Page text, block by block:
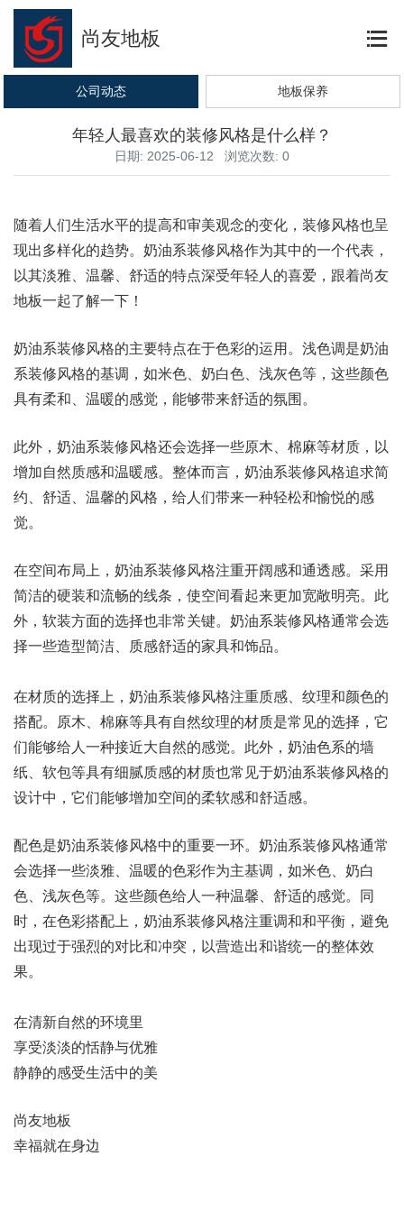
尚友地板
公司动态 地板保养
年轻人最喜欢的装修风格是什么样？
日期: 2025-06-12 浏览次数: 0
随着人们生活水平的提高和审美观念的变化，装修风格也呈
现出多样化的趋势。奶油系装修风格作为其中的一个代表，
以其淡雅、温馨、舒适的特点深受年轻人的喜爱，跟着尚友
地板一起了解一下！
奶油系装修风格的主要特点在于色彩的运用。浅色调是奶油
系装修风格的基调，如米色、奶白色、浅灰色等，这些颜色
具有柔和、温暖的感觉，能够带来舒适的氛围。
此外，奶油系装修风格还会选择一些原木、棉麻等材质，以
增加自然质感和温暖感。整体而言，奶油系装修风格追求简
约、舒适、温馨的风格，给人们带来一种轻松和愉悦的感
觉。
在空间布局上，奶油系装修风格注重开阔感和通透感。采用
简洁的硬装和流畅的线条，使空间看起来更加宽敞明亮。此
外，软装方面的选择也非常关键。奶油系装修风格通常会选
择一些造型简洁、质感舒适的家具和饰品。
在材质的选择上，奶油系装修风格注重质感、纹理和颜色的
搭配。原木、棉麻等具有自然纹理的材质是常见的选择，它
们能够给人一种接近大自然的感觉。此外，奶油色系的墙
纸、软包等具有细腻质感的材质也常见于奶油系装修风格的
设计中，它们能够增加空间的柔软感和舒适感。
配色是奶油系装修风格中的重要一环。奶油系装修风格通常
会选择一些淡雅、温暖的色彩作为主基调，如米色、奶白
色、浅灰色等。这些颜色给人一种温馨、舒适的感觉。同
时，在色彩搭配上，奶油系装修风格注重调和和平衡，避免
出现过于强烈的对比和冲突，以营造出和谐统一的整体效
果。
在清新自然的环境里
享受淡淡的恬静与优雅
静静的感受生活中的美
尚友地板
幸福就在身边